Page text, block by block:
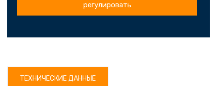
регулировать
ТЕХНИЧЕСКИЕ ДАННЫЕ